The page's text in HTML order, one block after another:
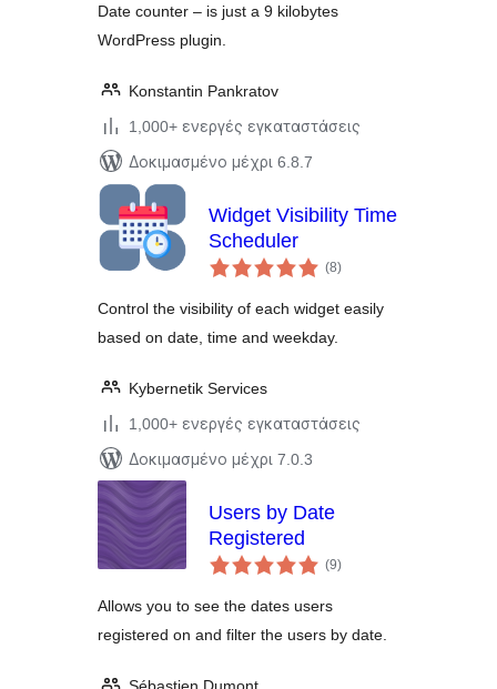
Date counter – is just a 9 kilobytes
WordPress plugin.
Konstantin Pankratov
1,000+ ενεργές εγκαταστάσεις
Δοκιμασμένο μέχρι 6.8.7
Widget Visibility Time
Scheduler
(8αξιολογήσεις
σύνολο
)
Control the visibility of each widget easily
based on date, time and weekday.
Kybernetik Services
1,000+ ενεργές εγκαταστάσεις
Δοκιμασμένο μέχρι 7.0.3
Users by Date
Registered
(9αξιολογήσεις
σύνολο
)
Allows you to see the dates users
registered on and filter the users by date.